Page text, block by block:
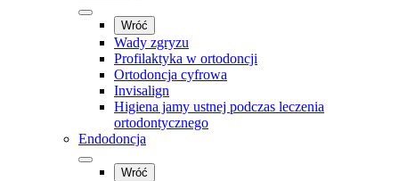
Wróć
Wady zgryzu
Profilaktyka w ortodoncji
Ortodoncja cyfrowa
Invisalign
Higiena jamy ustnej podczas leczenia
ortodontycznego
Endodoncja
Wróć